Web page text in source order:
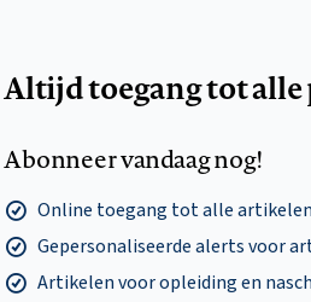
Altijd toegang tot
Abonneer vandaag nog!
Online toegang tot alle
Gepersonaliseerde alerts voor
Artikelen voor opleiding en